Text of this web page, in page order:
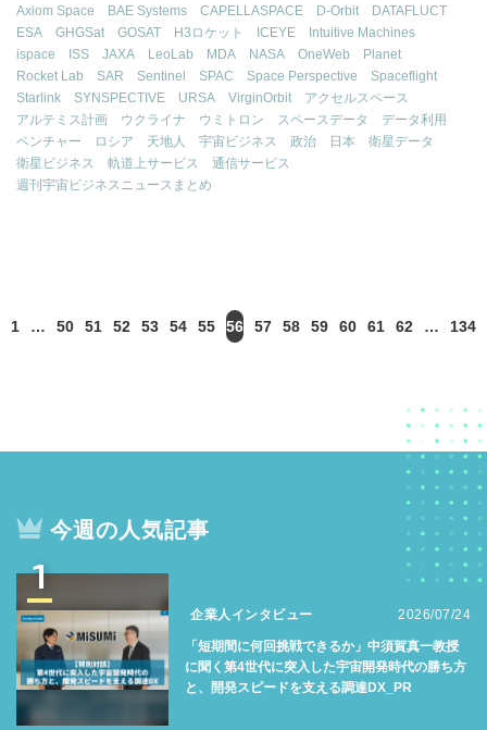
Axiom Space
BAE Systems CAPELLASPACE D-Orbit
DATAFLUCT
ESA
GHGSat GOSAT H3ロケット ICEYE
Intuitive Machines
ispace
ISS JAXA LeoLab MDA NASA OneWeb
Planet
Rocket Lab
SAR Sentinel SPAC Space Perspective
Spaceflight
Starlink
SYNSPECTIVE URSA VirginOrbit
アクセルスペース
アルテミス計画
ウクライナ ウミトロン スペースデータ
データ利用
ベンチャー
ロシア 天地人 宇宙ビジネス 政治 日本
衛星データ
衛星ビジネス
軌道上サービス
通信サービス
週刊宇宙ビジネスニュースまとめ
1 … 50 51 52 53 54 55 56 57 58 59 60 61 62 … 134
今週の人気記事
1
企業人インタビュー 2026/07/24
「短期間に何回挑戦できるか」中須賀真一教授
に聞く第4世代に突入した宇宙開発時代の勝ち方
と、開発スピードを支える調達DX_PR